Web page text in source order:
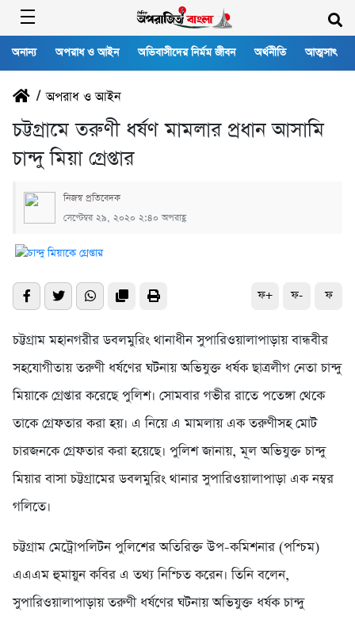
অনান্য অপরাধ ও আইন অভিবাসীদের নির্মম জীবন অর্থনীতি আত্মসাৎ
/অপরাধ ও আইন
চট্টগ্রামে তরুণী ধর্ষণ মামলার প্রধান আসামি
চান্দু মিয়া গ্রেপ্তার
নিজস্ব প্রতিবেদক
সেপ্টেম্বর ২৯, ২০২০ ২:৪০ অপরাহ্ণ
ফ+ ফ- ফ
চট্টগ্রাম মহানগরীর ডবলমুরিং থানাধীন সুপারিওয়ালাপাড়ায় বান্ধবীর
সহযোগীতায় তরুণী ধর্ষণের ঘটনায় অভিযুক্ত ধর্ষক ছাত্রলীগ নেতা চান্দু
মিয়াকে গ্রেপ্তার করেছে পুলিশ। সোমবার গভীর রাতে পতেঙ্গা থেকে
তাকে গ্রেফতার করা হয়। এ নিয়ে এ মামলায় এক তরুণীসহ মোট
চারজনকে গ্রেফতার করা হয়েছে। পুলিশ জানায়, মূল অভিযুক্ত চান্দু
মিয়ার বাসা চট্টগ্রামের ডবলমুরিং থানার সুপারিওয়ালাপাড়া এক নম্বর
গলিতে।
চট্টগ্রাম মেট্রোপলিটন পুলিশের অতিরিক্ত উপ-কমিশনার (পশ্চিম)
এএএম হুমায়ুন কবির এ তথ্য নিশ্চিত করেন। তিনি বলেন,
সুপারিওয়ালাপাড়ায় তরুণী ধর্ষণের ঘটনায় অভিযুক্ত ধর্ষক চান্দু